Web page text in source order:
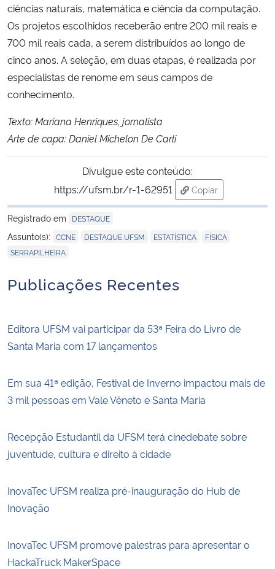
ciências naturais, matemática e ciência da computação.
Os projetos escolhidos receberão entre 200 mil reais e
700 mil reais cada, a serem distribuídos ao longo de
cinco anos. A seleção, em duas etapas, é realizada por
especialistas de renome em seus campos de
conhecimento.
Texto: Mariana Henriques, jornalista
Arte de capa: Daniel Michelon De Carli
Divulgue este conteúdo:
https://ufsm.br/r-1-62951
Copiar
para área de
Registrado em
DESTAQUE
Assunto(s): CCNE DESTAQUE UFSM ESTATÍSTICA FÍSICA
SERRAPILHEIRA
Publicações Recentes
Editora UFSM vai participar da 53ª Feira do Livro de
Santa Maria com 17 lançamentos
Em sua 41ª edição, Festival de Inverno impactou mais de
3 mil pessoas em Vale Vêneto e Santa Maria
Recepção Estudantil da UFSM terá cinedebate sobre
juventude, cultura e direito à cidade
InovaTec UFSM realiza pré-inauguração do Hub de
Inovação
InovaTec UFSM promove palestras para apresentar o
HackaTruck MakerSpace